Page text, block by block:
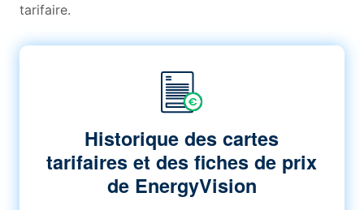
tarifaire.
Historique des cartes
tarifaires et des fiches de prix
de EnergyVision